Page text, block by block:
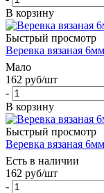
В корзину
Быстрый просмотр
Веревка вязаная
Мало
162 руб/шт
-
В корзину
Быстрый просмотр
Веревка вязаная
Есть в наличии
162 руб/шт
-